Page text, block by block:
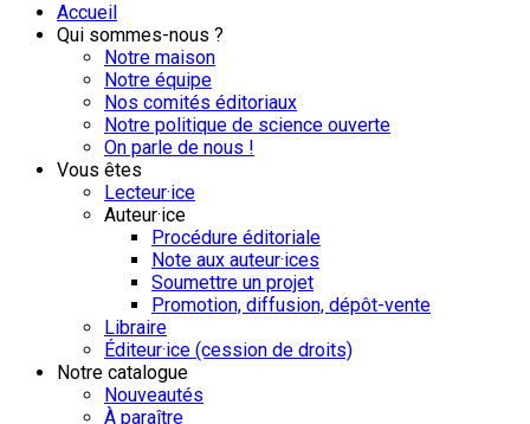
Accueil
Qui sommes-nous ?
Notre maison
Notre équipe
Nos comités éditoriaux
Notre politique de science ouverte
On parle de nous !
Vous êtes
Lecteur·ice
Auteur·ice
Procédure éditoriale
Note aux auteur·ices
Soumettre un projet
Promotion, diffusion, dépôt-vente
Libraire
Éditeur·ice (cession de droits)
Notre catalogue
Nouveautés
À paraître